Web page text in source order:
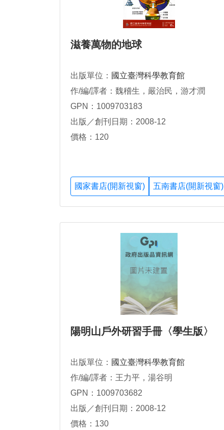
滋養萬物的地球
出版單位： 國立臺灣科學教育館
作/編/譯者：魏稽生，嚴治民，游才潤
GPN：1009703183
出版／創刊日期：2008-12
價格：120
國家書店(開新視窗) 五南書店(開新視窗)
陽明山戶外研習手冊〈學生版〉
出版單位： 國立臺灣科學教育館
作/編/譯者：王力平，湯谷明
GPN：1009703682
出版／創刊日期：2008-12
價格：130